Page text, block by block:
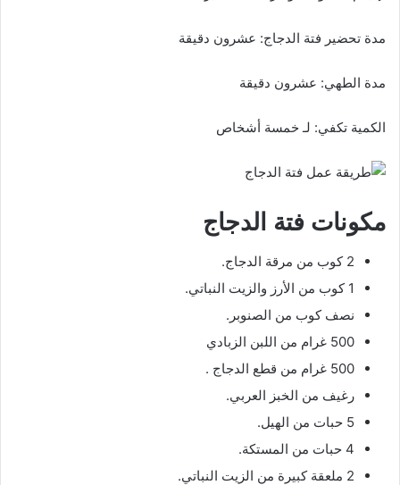
مدة تحضير فتة الدجاج: عشرون دقيقة
مدة الطهي: عشرون دقيقة
الكمية تكفي: لـ خمسة أشخاص
مكونات فتة الدجاج
2 كوب من مرقة الدجاج.
1 كوب من الأرز والزيت النباتي.
نصف كوب من الصنوبر.
500 غرام من اللبن الزبادي
500 غرام من قطع الدجاج .
رغيف من الخبز العربي.
5 حبات من الهيل.
4 حبات من المستكة.
2 ملعقة كبيرة من الزيت النباتي.